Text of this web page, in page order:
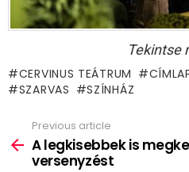
Tekintse
CERVINUS TEÁTRUM
SZARVAS
SZÍNHÁZ
more
Previous article
A legkisebbek is
versenyzést